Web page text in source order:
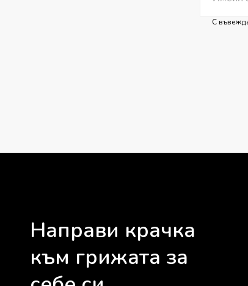
С
Направи крачка
към грижата за